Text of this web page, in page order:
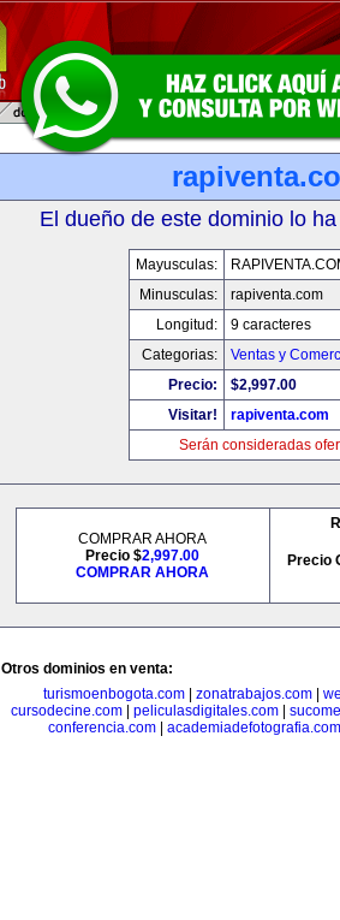
El dueño de este dominio lo
Mayusculas:
Minusculas:
rapiventa.com
Longitud:
9 caracteres
Categorias:
Ventas y
Precio:
$2,997.00
Visitar!
rapiventa.com
Serán consideradas
COMPRAR AHORA
Precio $2,997.00
COMPRAR AHORA
Precio
Otros dominios en venta:
turismoenbogota.com
zonatrabajos.com
cursodecine.com
peliculasdigitales.com
conferencia.com| academiadefotografia.com